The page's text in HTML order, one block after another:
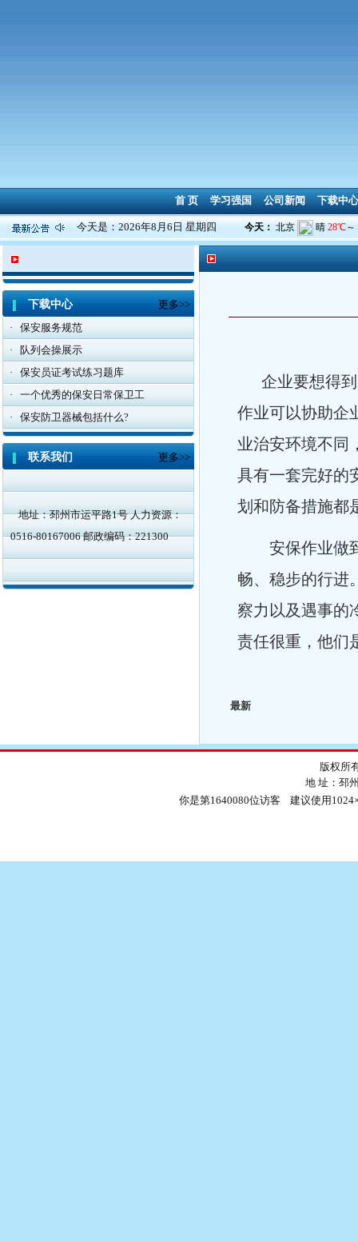
首 页 学习强国 公司新闻 下载中心
今天是：2026年8月6日 星期四
下载中心
更多>>
·
保安服务规范
·
队列会操展示
·
保安员证考试练习题库
·
一个优秀的保安日常保卫工
·
保安防卫器械包括什么?
联系我们 更多>>
地址：邳州市运平路1号 人力资源：
0516-80167006 邮政编码：221300
企业要想得到
作业可以协助企
业治安环境不同
具有一套完好的
划和防备措施都
安保作业做到
畅、稳步的行进
察力以及遇事的
责任很重，他们
最新
版权所
地 址：邳
你是第1640080位访客 建议使用